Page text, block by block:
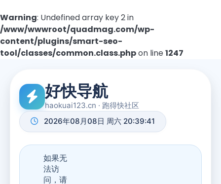
Warning: Undefined array key 2 in
/www/wwwroot/quadmag.com/wp-
content/plugins/smart-seo-
tool/classes/common.class.phpon line1247